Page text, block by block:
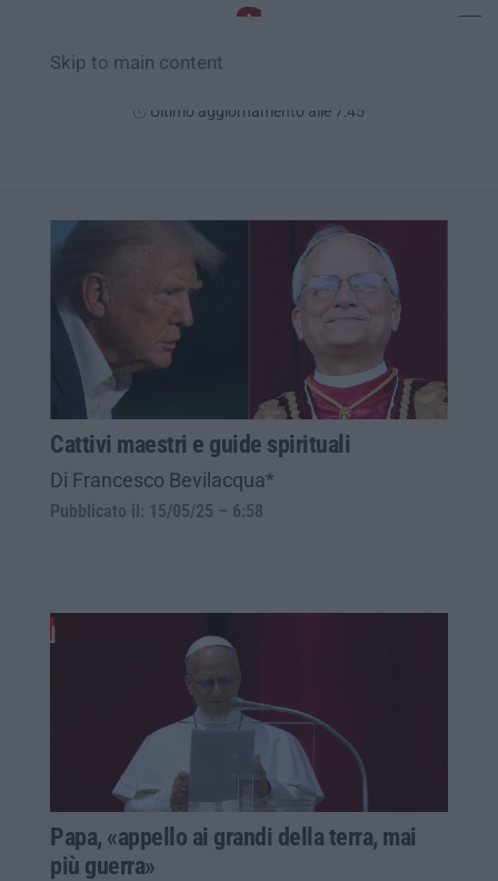
Skip to main content
Ultimo aggiornamento alle 7:45
Cattivi maestri e guide spirituali
Di Francesco Bevilacqua*
Pubblicato il: 15/05/25 – 6:58
Papa, «appello ai grandi della terra, mai
più guerra»